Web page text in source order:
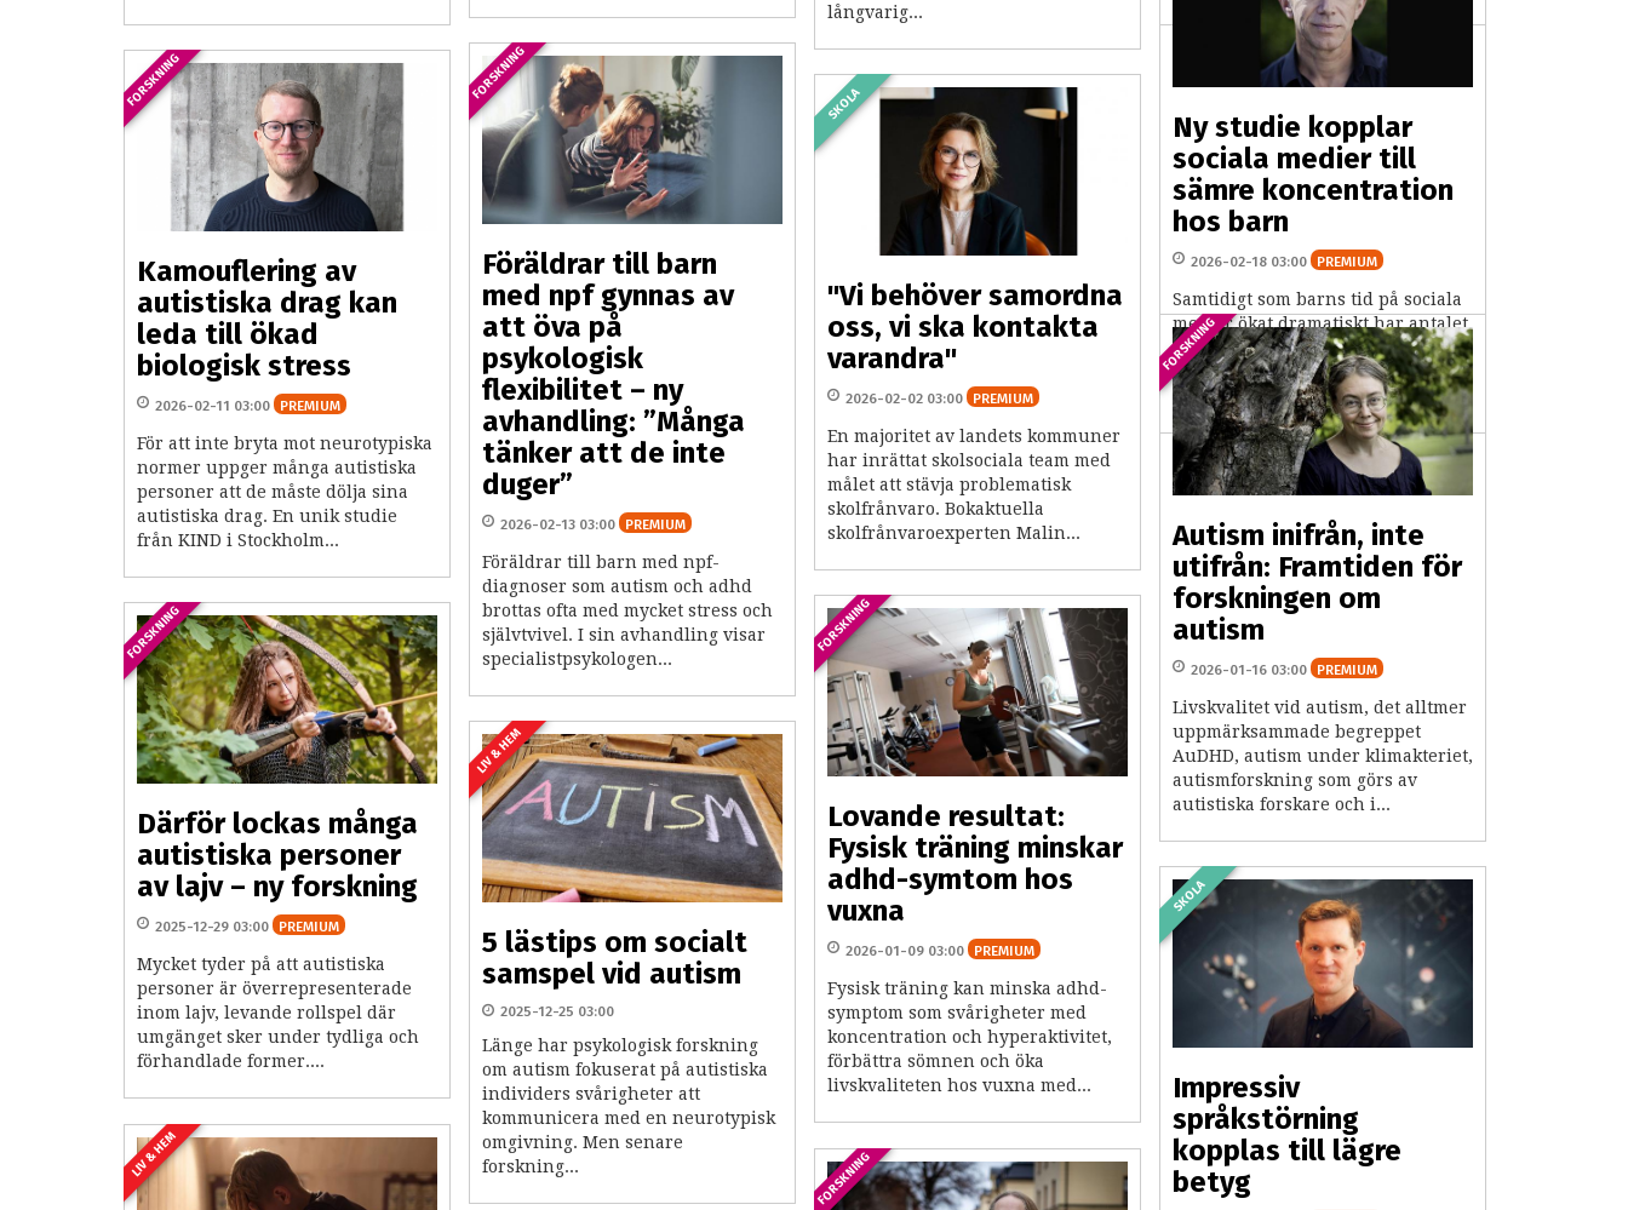
långvarig...
Ny studie kopplar
sociala medier till
sämre koncentration
hos barn
2026-02-18 03:00 PREMIUM
Samtidigt som barns tid på sociala
medier ökat dramatiskt har antalet
adhd-diagnoser skjutit i höjden.
Nu visar en uppmärksammad
studie från Karolinska...
FORSKNING
Föräldrar till barn
med npf gynnas av
att öva på
psykologisk
flexibilitet – ny
avhandling: ”Många
tänker att de inte
duger”
2026-02-13 03:00 PREMIUM
Föräldrar till barn med npf-
diagnoser som autism och adhd
brottas ofta med mycket stress och
självtvivel. I sin avhandling visar
specialistpsykologen...
FORSKNING
Kamouflering av
autistiska drag kan
leda till ökad
biologisk stress
2026-02-11 03:00 PREMIUM
För att inte bryta mot neurotypiska
normer uppger många autistiska
personer att de måste dölja sina
autistiska drag. En unik studie
från KIND i Stockholm...
SKOLA
"Vi behöver samordna
oss, vi ska kontakta
varandra"
2026-02-02 03:00 PREMIUM
En majoritet av landets kommuner
har inrättat skolsociala team med
målet att stävja problematisk
skolfrånvaro. Bokaktuella
skolfrånvaroexperten Malin...
FORSKNING
Autism inifrån, inte
utifrån: Framtiden för
forskningen om
autism
2026-01-16 03:00 PREMIUM
Livskvalitet vid autism, det alltmer
uppmärksammade begreppet
AuDHD, autism under klimakteriet,
autismforskning som görs av
autistiska forskare och i...
FORSKNING
Lovande resultat:
Fysisk träning minskar
adhd-symtom hos
vuxna
2026-01-09 03:00 PREMIUM
Fysisk träning kan minska adhd-
symptom som svårigheter med
koncentration och hyperaktivitet,
förbättra sömnen och öka
livskvaliteten hos vuxna med...
FORSKNING
Därför lockas många
autistiska personer
av lajv – ny forskning
2025-12-29 03:00 PREMIUM
Mycket tyder på att autistiska
personer är överrepresenterade
inom lajv, levande rollspel där
umgänget sker under tydliga och
förhandlade former....
LIV & HEM
5 lästips om socialt
samspel vid autism
2025-12-25 03:00
Länge har psykologisk forskning
om autism fokuserat på autistiska
individers svårigheter att
kommunicera med en neurotypisk
omgivning. Men senare
forskning...
SKOLA
Impressiv
språkstörning
kopplas till lägre
betyg
LIV & HEM FORSKNING